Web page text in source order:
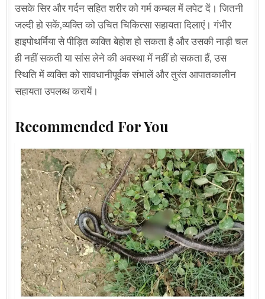
उसके सिर और गर्दन सहित शरीर को गर्म कम्बल में लपेट दें। जितनी
जल्दी हो सकें,व्यक्ति को उचित चिकित्सा सहायता दिलाएं। गंभीर
हाइपोथर्मिया से पीड़ित व्यक्ति बेहोश हो सकता है और उसकी नाड़ी चल
ही नहीं सकती या सांस लेने की अवस्था में नहीं हो सकता हैं, उस
स्थिति में व्यक्ति को सावधानीपूर्वक संभालें और तुरंत आपातकालीन
सहायता उपलब्ध करायें।
Recommended For You